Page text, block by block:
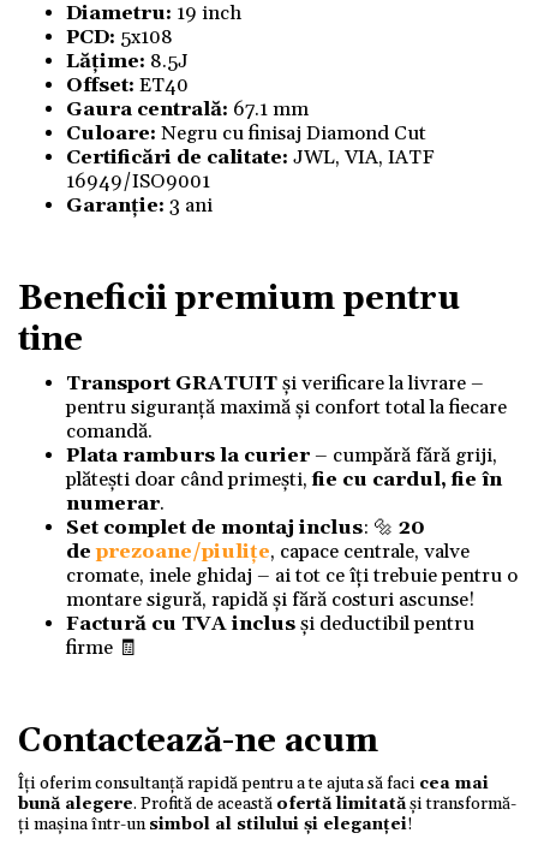
Diametru: 19 inch
PCD: 5x108
Lățime: 8.5J
Offset: ET40
Gaura centrală: 67.1 mm
Culoare: Negru cu finisaj Diamond Cut
Certificări de calitate: JWL, VIA, IATF
16949/ISO9001
Garanție: 3 ani
Beneficii premium pentru
tine
Transport GRATUITși verificare la livrare –
pentru siguranță maximă și confort total la fiecare
comandă.
Plata ramburs la curier– cumpără fără griji,
plătești doar când primești,fie cu cardul, fie în
numerar.
Set complet de montaj inclus: 🔩 20
deprezoane/piulițe, capace centrale, valve
cromate, inele ghidaj – ai tot ce îți trebuie pentru o
montare sigură, rapidă și fără costuri ascunse!
Factură cu TVA inclusși deductibil pentru
firme 🧾
Contactează-ne acum
Îți oferim consultanță rapidă pentru a te ajuta să faci cea mai
bună alegere. Profită de această ofertă limitatăși transformă-
ți mașina într-unsimbol al stilului și eleganței!